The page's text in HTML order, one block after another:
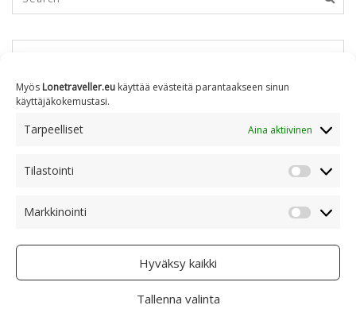
Myös Lonetraveller.eu käyttää evästeitä parantaakseen sinun
käyttäjäkokemustasi.
Tarpeelliset Aina aktiivinen
Tilastointi
Markkinointi
Hyväksy kaikki
Tallenna valinta
Kuukausittain
Aiheittain
COPYRIGHT © 2005 - 2023 RAMI RANTA